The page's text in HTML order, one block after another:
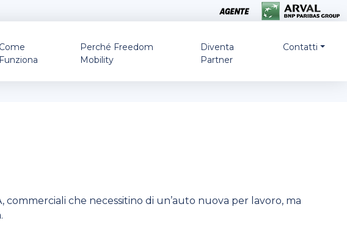
Come
Funziona
Perché Freedom
Mobility
Diventa
Partner
Contatti
commerciali che necessitino di un’auto nuova per lavoro, ma